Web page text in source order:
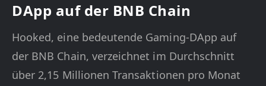
DApp auf der BNB Chain
Hooked, eine bedeutende Gaming-DApp auf
der BNB Chain, verzeichnet im Durchschnitt
über 2,15 Millionen Transaktionen pro Monat